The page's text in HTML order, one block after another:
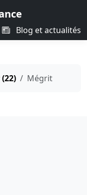
Blog et actualités
Mégrit